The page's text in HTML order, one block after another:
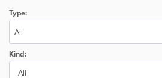
Type:
Kind:
All